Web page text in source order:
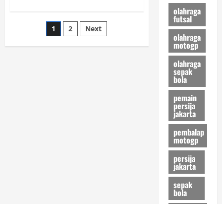
Nusantara
FC,
Debutan
Posts
pagination
1 2 Next
olahraga
futsal
olahraga
motogp
olahraga
sepak
bola
pemain
persija
jakarta
pembalap
motogp
persija
jakarta
sepak
bola